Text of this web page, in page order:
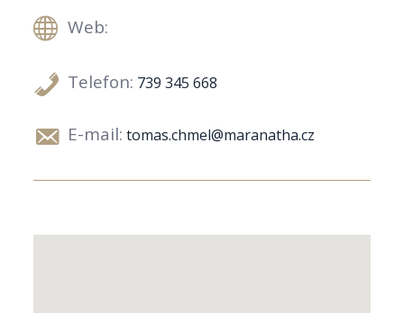
Web:
Telefon: 739 345 668
E-mail: tomas.chmel@maranatha.cz